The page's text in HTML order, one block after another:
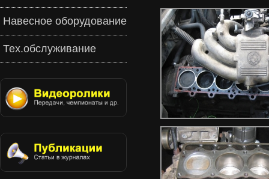
Навесное оборудование
Тех.обслуживание